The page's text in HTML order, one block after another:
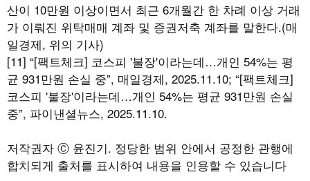
산이 10만원 이상이면서 최근 6개월간 한 차례 이상 거래
가 이뤄진 위탁매매 계좌 및 증권저축 계좌를 말한다.(매
일경제, 위의 기사)
[11] “[팩트체크] 코스피 '불장'이라는데…개인 54%는 평
균 931만원 손실 중”, 매일경제, 2025.11.10; “[팩트체크]
코스피 '불장'이라는데…개인 54%는 평균 931만원 손실
중”, 파이낸셜뉴스, 2025.11.10.
저작권자 Ⓒ 윤진기. 정당한 범위 안에서 공정한 관행에
합치되게 출처를 표시하여 내용을 인용할 수 있습니다